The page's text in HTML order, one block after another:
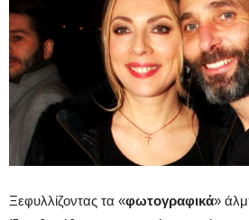
Ξεφυλλίζοντας τα «φωτογραφικά»